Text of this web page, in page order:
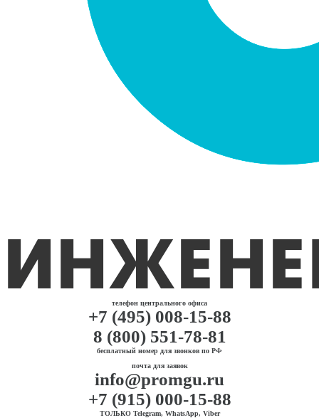
телефон центрального офиса
+7 (495) 008-15-88
8 (800) 551-78-81
бесплатный номер для звонков по РФ
почта для заявок
info@promgu.ru
+7 (915) 000-15-88
ТОЛЬКО Telegram, WhatsApp, Viber